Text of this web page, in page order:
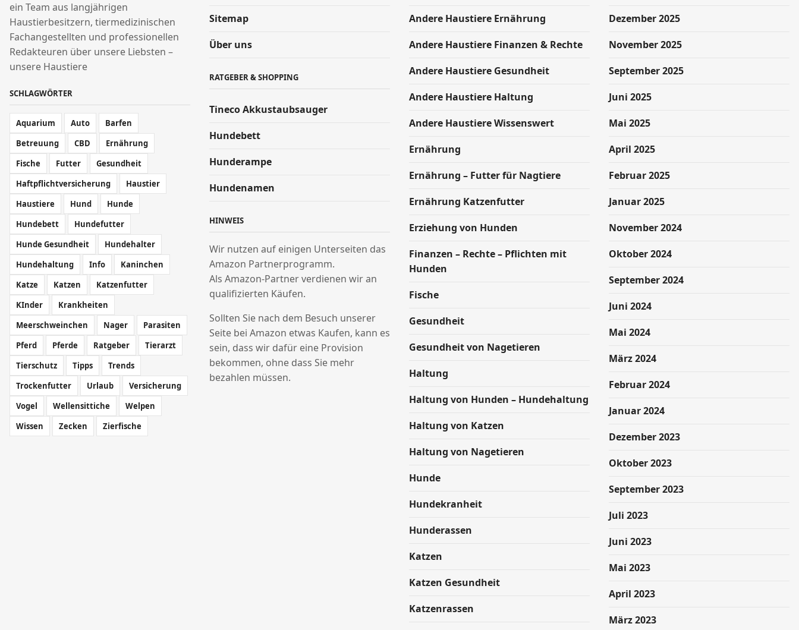
ein Team aus langjährigen
Haustierbesitzern, tiermedizinischen
Fachangestellten und professionellen
Redakteuren über unsere Liebsten –
unsere Haustiere
SCHLAGWÖRTER
Aquarium Auto
Barfen
Betreuung
CBD
Ernährung
Fische
Futter
Gesundheit
Haftpflichtversicherung
Haustier
Haustiere
Hund
Hunde
Hundebett
Hundefutter
Hunde Gesundheit
Hundehalter
Hundehaltung
Info
Kaninchen
Katze
Katzen
Katzenfutter
KInder
Krankheiten
Meerschweinchen
Nager
Parasiten
Pferd
Pferde Ratgeber
Tierarzt
Tierschutz
Tipps
Trends
Trockenfutter
Urlaub
Versicherung
Vogel
Wellensittiche
Welpen
Wissen
Zecken Zierfische
Sitemap
Über uns
RATGEBER & SHOPPING
Tineco Akkustaubsauger
Hundebett
Hunderampe
Hundenamen
HINWEIS
Wir nutzen auf einigen Unterseiten das
Amazon Partnerprogramm.
Als Amazon-Partner verdienen wir an
qualifizierten Käufen.
Sollten Sie nach dem Besuch unserer
Seite bei Amazon etwas Kaufen, kann es
sein, dass wir dafür eine Provision
bekommen, ohne dass Sie mehr
bezahlen müssen.
Andere Haustiere Ernährung
Andere Haustiere Finanzen & Rechte
Andere Haustiere Gesundheit
Andere Haustiere Haltung
Andere Haustiere Wissenswert
Ernährung
Ernährung – Futter für Nagtiere
Ernährung Katzenfutter
Erziehung von Hunden
Finanzen – Rechte – Pflichten mit
Hunden
Fische
Gesundheit
Gesundheit von Nagetieren
Haltung
Haltung von Hunden – Hundehaltung
Haltung von Katzen
Haltung von Nagetieren
Hunde
Hundekranheit
Hunderassen
Katzen
Katzen Gesundheit
Katzenrassen
Dezember 2025
November 2025
September 2025
Juni 2025
Mai 2025
April 2025
Februar 2025
Januar 2025
November 2024
Oktober 2024
September 2024
Juni 2024
Mai 2024
März 2024
Februar 2024
Januar 2024
Dezember 2023
Oktober 2023
September 2023
Juli 2023
Juni 2023
Mai 2023
April 2023
März 2023